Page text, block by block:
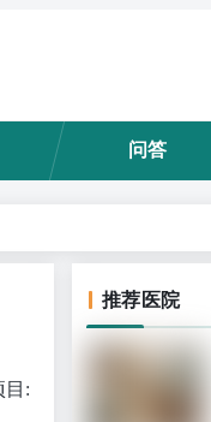
问答
目:
推荐医院